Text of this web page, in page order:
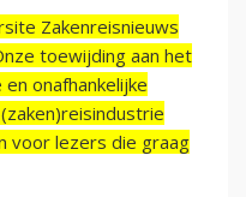
Zakenreisnieuws
toewijding aan het
onafhankelijke
voor lezers die graag